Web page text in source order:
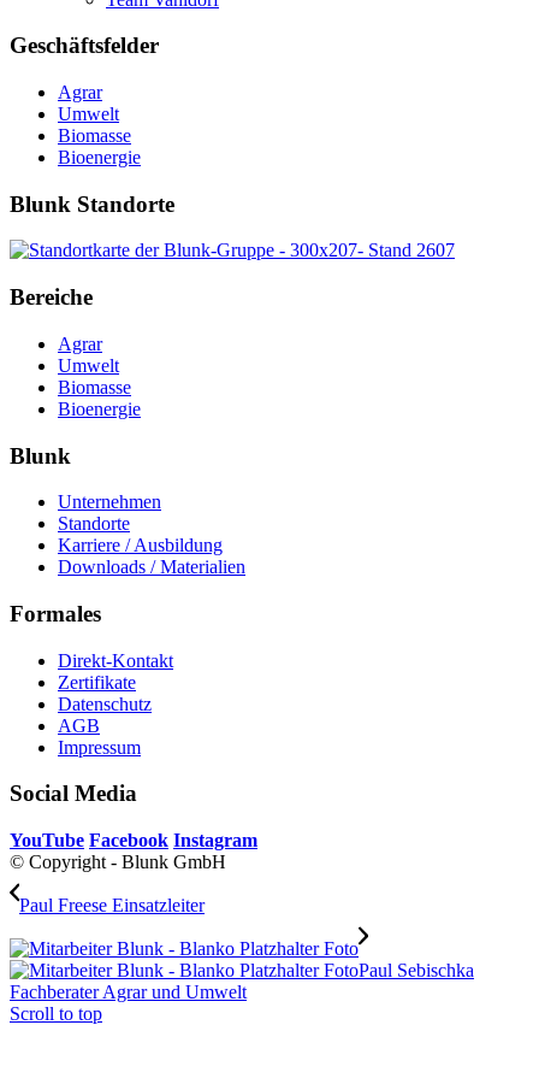
Geschäftsfelder
Agrar
Umwelt
Biomasse
Bioenergie
Blunk Standorte
Bereiche
Agrar
Umwelt
Biomasse
Bioenergie
Blunk
Unternehmen
Standorte
Karriere / Ausbildung
Downloads / Materialien
Formales
Direkt-Kontakt
Zertifikate
Datenschutz
AGB
Impressum
Social Media
YouTube Facebook Instagram
© Copyright - Blunk GmbH
Paul Freese Einsatzleiter
Paul Sebischka
Fachberater Agrar und Umwelt
Scroll to top